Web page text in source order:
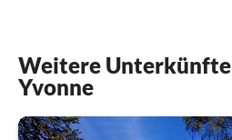
Weitere Unterkünfte
Yvonne